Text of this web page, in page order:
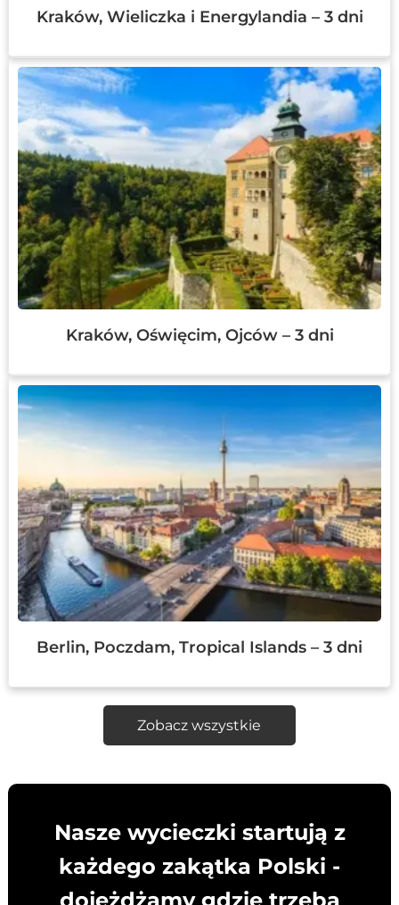
Kraków, Wieliczka i Energylandia – 3 dni
Kraków, Oświęcim, Ojców – 3 dni
Berlin, Poczdam, Tropical Islands – 3 dni
Zobacz wszystkie
Nasze wycieczki startują z
każdego zakątka Polski -